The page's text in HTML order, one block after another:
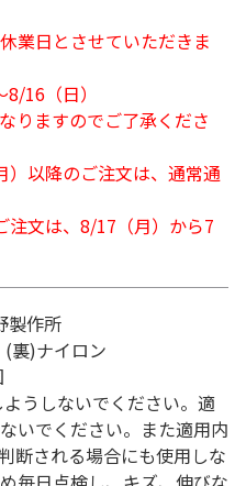
業日とさせていただきま
16（日）
りますのでご了承くださ
）以降のご注文は、通常通
注文は、8/17（月）から7
製作所
(裏)ナイロン
ようしないでください。適
いでください。また適用内
断される場合にも使用しな